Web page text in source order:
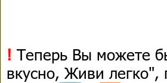
! Теперь Вы можете
вкусно, Живи